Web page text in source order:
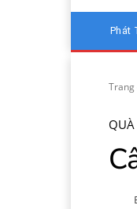
Phát
Trang
QUÀ